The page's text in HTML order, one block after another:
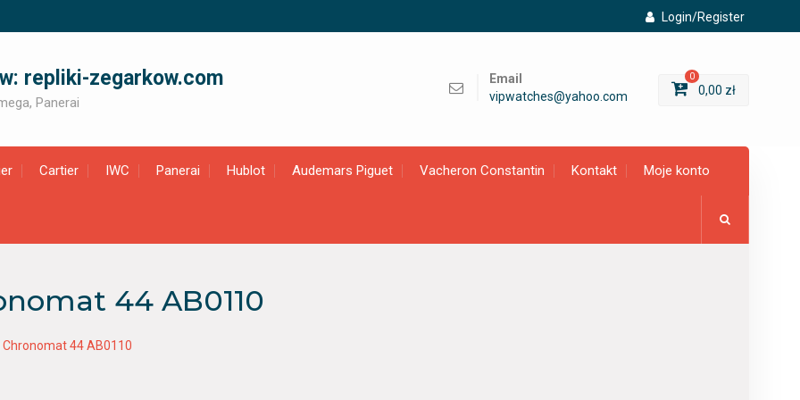
Login/Register
repliki-zegarkow.com
Panerai
Email
vipwatches@yahoo.com
0
0,00 zł
Cartier IWC Panerai Hublot Audemars Piguet Vacheron Constantin Kontakt Moje konto
44 AB0110
Chronomat 44 AB0110